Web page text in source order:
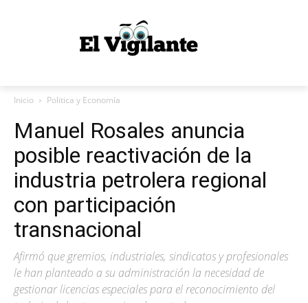
Inicio Politica y Economía
Manuel Rosales anuncia
posible reactivación de la
industria petrolera regional
con participación
transnacional
Afirmó que gremios, industriales, sindicatos y profesionales
le han planteado a su administración la necesidad de
gestionar licencias especiales para el reconocimiento del